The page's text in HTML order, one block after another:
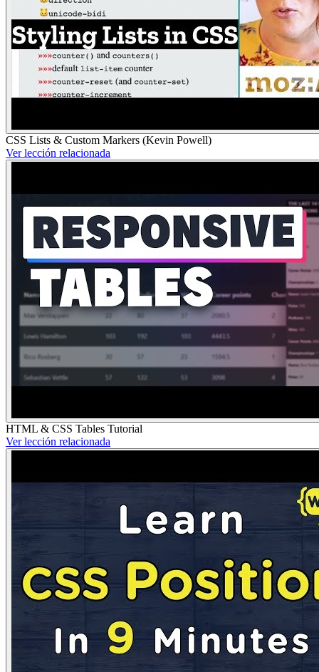
CSS Lists & Custom Markers (Kevin Powell)
Ver lección relacionada
HTML & CSS Tables Tutorial
Ver lección relacionada